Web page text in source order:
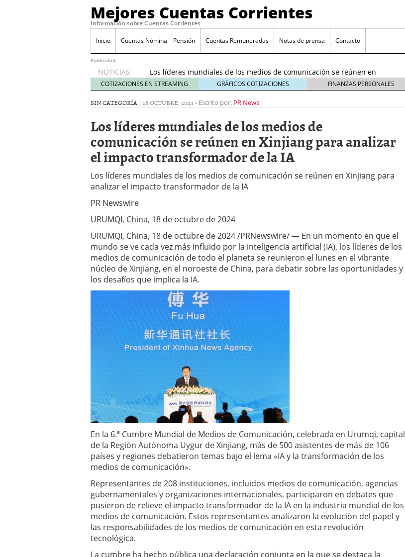
Mejores Cuentas Corrientes
Información sobre Cuentas Corrientes
Inicio Cuentas Nómina – Pensión Cuentas Remuneradas Notas de prensa Contacto
Publicidad
NOTICIAS:
Los líderes mundiales de los medios de comunicación se reúnen en
Xinjiang para analizar el impacto transformador de la IA octubre 18, 2024
COTIZACIONES EN STREAMING GRÁFICOS COTIZACIONES FINANZAS PERSONALES
SIN CATEGORÍA | 18 OCTUBRE, 2024- Escrito por: PR News
Los líderes mundiales de los medios de
comunicación se reúnen en Xinjiang para analizar
el impacto transformador de la IA
Los líderes mundiales de los medios de comunicación se reúnen en Xinjiang para
analizar el impacto transformador de la IA
PR Newswire
URUMQI, China, 18 de octubre de 2024
URUMQI, China, 18 de octubre de 2024 /PRNewswire/ — En un momento en que el
mundo se ve cada vez más influido por la inteligencia artificial (IA), los líderes de los
medios de comunicación de todo el planeta se reunieron el lunes en el vibrante
núcleo de Xinjiang, en el noroeste de China, para debatir sobre las oportunidades y
los desafíos que implica la IA.
En la 6.ª Cumbre Mundial de Medios de Comunicación, celebrada en Urumqi, capital
de la Región Autónoma Uygur de Xinjiang, más de 500 asistentes de más de 106
países y regiones debatieron temas bajo el lema «IA y la transformación de los
medios de comunicación».
Representantes de 208 instituciones, incluidos medios de comunicación, agencias
gubernamentales y organizaciones internacionales, participaron en debates que
pusieron de relieve el impacto transformador de la IA en la industria mundial de los
medios de comunicación. Estos representantes analizaron la evolución del papel y
las responsabilidades de los medios de comunicación en esta revolución
tecnológica.
La cumbre ha hecho pública una declaración conjunta en la que se destaca la